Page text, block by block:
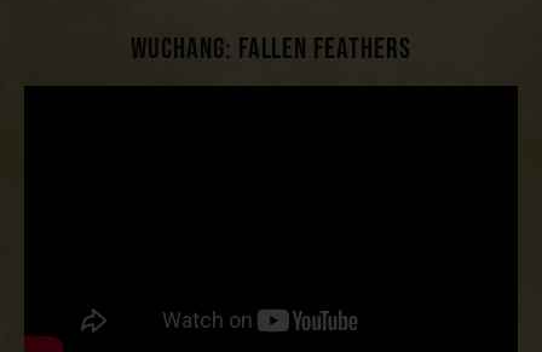
Wuchang: Fallen Feathers